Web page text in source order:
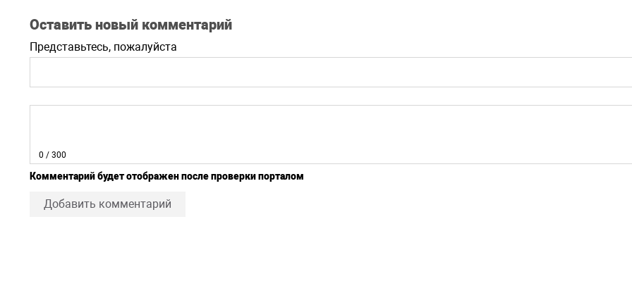
Оставить новый комментарий
Представьтесь, пожалуйста
0 / 300
Комментарий будет отображен после проверки порталом
Добавить комментарий